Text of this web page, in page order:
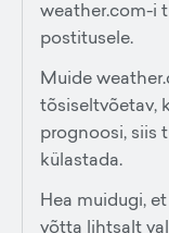
weather.com-i
postitusele.
Muide
tõsiseltvõetav,
prognoosi, siis
külastada.
Hea muidugi,
võtta lihtsalt